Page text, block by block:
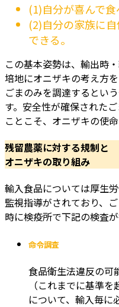
(1)自分が喜んで食
(2)自分の家族に
できる。
この基本姿勢は、輸出時
培地にオニザキの考え方
ごまのみを調達するとい
す。安全性が確保された
ことこそ、オニザキの使命
残留農薬に対する規制と
オニザキの取り組み
輸入食品については厚生
監視指導がされており、
時に検疫所で下記の検査が
命令調査
食品衛生法違反の可
（これまでに基準を
について、輸入毎に